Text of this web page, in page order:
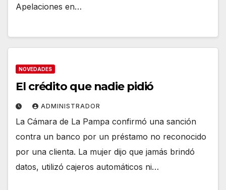
Apelaciones en…
NOVEDADES
El crédito que nadie pidió
ADMINISTRADOR
La Cámara de La Pampa confirmó una sanción
contra un banco por un préstamo no reconocido
por una clienta. La mujer dijo que jamás brindó
datos, utilizó cajeros automáticos ni…